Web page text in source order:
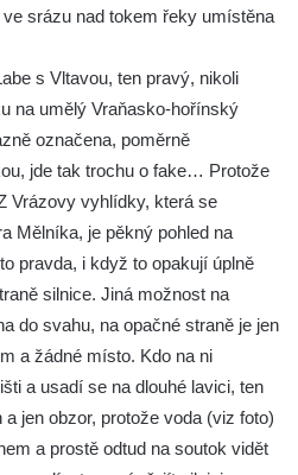
v Zákupech
bývalého
cesty na
teplických
v Teplicích
srázu nad tokem řeky umístěna
s Vltavou, ten pravý, nikoli
na umělý Vraňasko-hořínský
označena, poměrně
jde tak trochu o fake… Protože
Vrázovy vyhlídky, která se
Mělníka, je pěkný pohled na
pravda, i když to opakují úplně
silnice. Jiná možnost na
do svahu, na opačné straně je jen
a žádné místo. Kdo na ni
a usadí se na dlouhé lavici, ten
jen obzor, protože voda (viz foto)
a prostě odtud na soutok vidět